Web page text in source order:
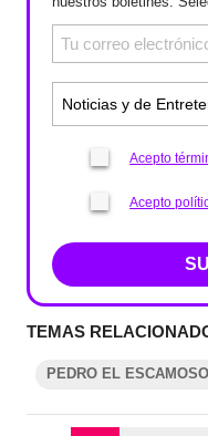
Acepto
Acepto
TEMAS
PEDRO EL ESCAMOSO